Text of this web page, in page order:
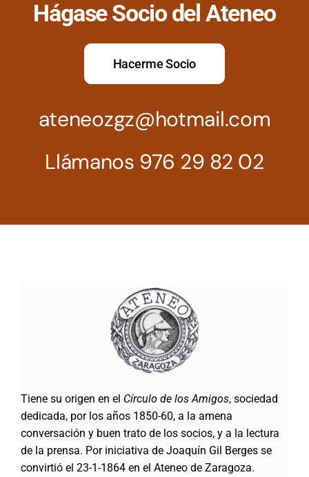
Hágase Socio del Ateneo
Hacerme Socio
ateneozgz@hotmail.com
Llámanos 976 29 82 02
Tiene su origen en el Círculo de los Amigos, sociedad
dedicada, por los años 1850-60, a la amena
conversación y buen trato de los socios, y a la lectura
de la prensa. Por iniciativa de Joaquín Gil Berges se
convirtió el 23-1-1864 en el Ateneo de Zaragoza.